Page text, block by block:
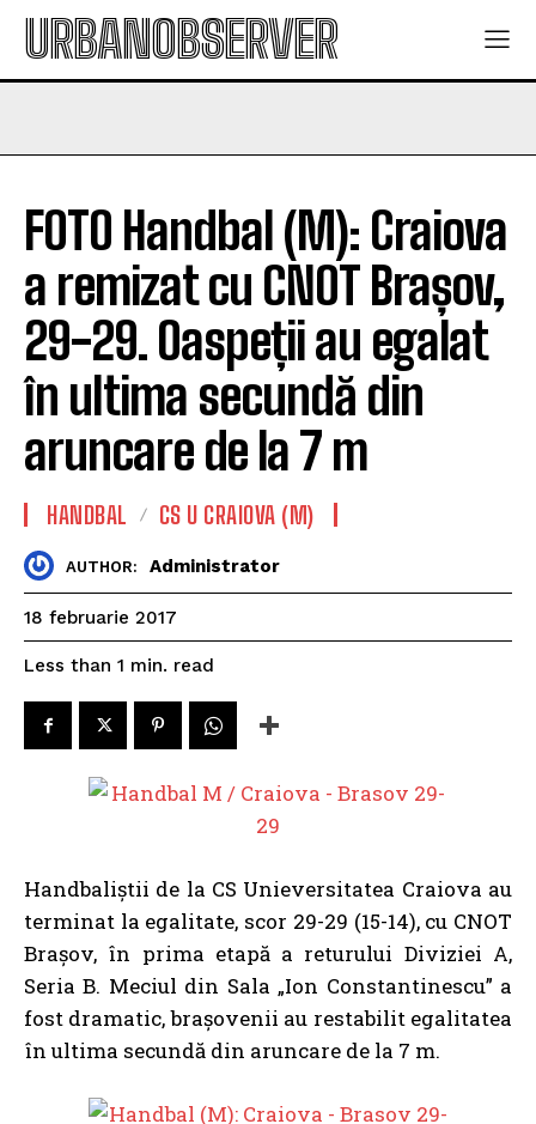
URBANOBSERVER
FOTO Handbal (M): Craiova
a remizat cu CNOT Brașov,
29-29. Oaspeții au egalat
în ultima secundă din
aruncare de la 7 m
HANDBAL CS U CRAIOVA (M)
AUTHOR: Administrator
18 februarie 2017
Less than 1 min. read
Handbaliștii de la CS Unieversitatea Craiova au
terminat la egalitate, scor 29-29 (15-14), cu CNOT
Brașov, în prima etapă a returului Diviziei A,
Seria B. Meciul din Sala „Ion Constantinescu” a
fost dramatic, brașovenii au restabilit egalitatea
în ultima secundă din aruncare de la 7 m.